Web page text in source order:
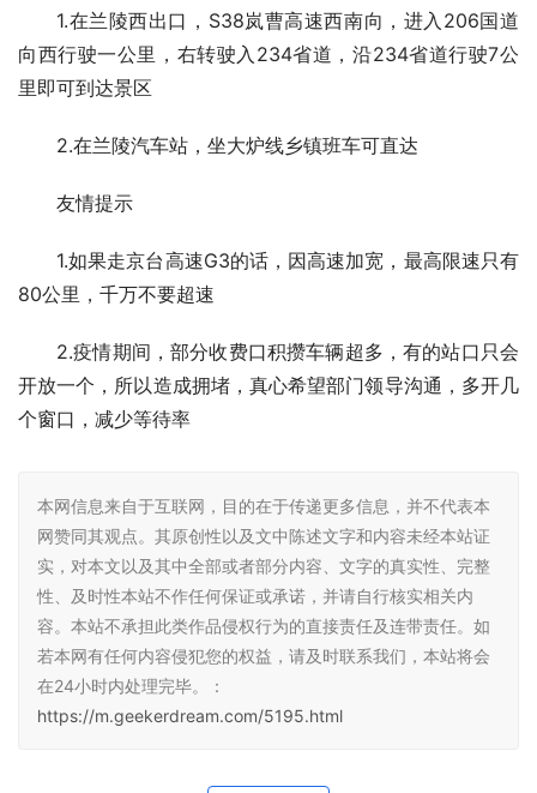
1.在兰陵西出口，S38岚曹高速西南向，进入206国道
向西行驶一公里，右转驶入234省道，沿234省道行驶7公
里即可到达景区
2.在兰陵汽车站，坐大炉线乡镇班车可直达
友情提示
1.如果走京台高速G3的话，因高速加宽，最高限速只有
80公里，千万不要超速
2.疫情期间，部分收费口积攒车辆超多，有的站口只会
开放一个，所以造成拥堵，真心希望部门领导沟通，多开几
个窗口，减少等待率
本网信息来自于互联网，目的在于传递更多信息，并不代表本
网赞同其观点。其原创性以及文中陈述文字和内容未经本站证
实，对本文以及其中全部或者部分内容、文字的真实性、完整
性、及时性本站不作任何保证或承诺，并请自行核实相关内
容。本站不承担此类作品侵权行为的直接责任及连带责任。如
若本网有任何内容侵犯您的权益，请及时联系我们，本站将会
在24小时内处理完毕。：
https://m.geekerdream.com/5195.html